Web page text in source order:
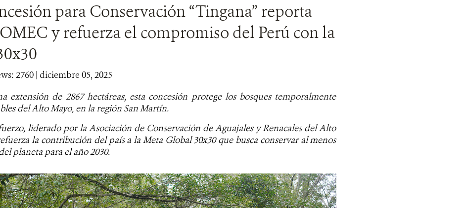
para Conservación “Tingana” reporta
y refuerza el compromiso del Perú con la
2760| diciembre 05, 2025
extensión de 2867 hectáreas, esta concesión protege los bosques temporalmente
del Alto Mayo, en la región San Martín.
liderado por la Asociación de Conservación de Aguajales y Renacales del Alto
la contribución del país a la Meta Global 30x30 que busca conservar al menos
planeta para el año 2030.